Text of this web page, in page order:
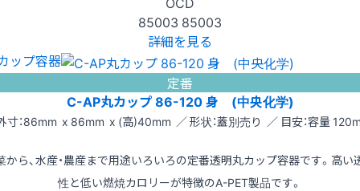
85003 85003
詳細を見る
ップ容器
定番
C-AP丸カップ 86-120 身 (中央化学)
寸：86mm x 86mm x (高)40mm ／ 形状：蓋別売り ／ 目安：容量
から、水産・農産まで用途いろいろの定番透明丸カップ容器です。高い
性と低い燃焼カロリーが特徴のA-PET製品です。